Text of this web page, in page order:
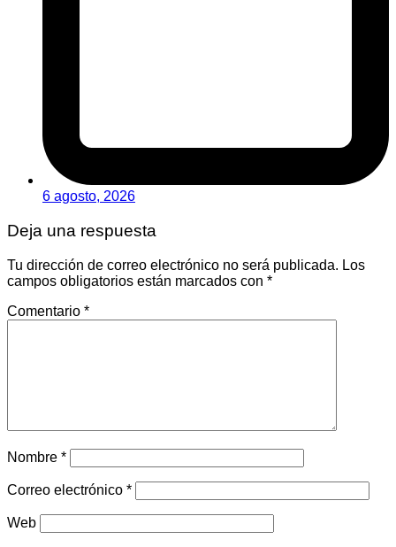
6 agosto, 2026
Deja una respuesta
Tu dirección de correo electrónico no será publicada. Los
campos obligatorios están marcados con *
Comentario *
Nombre *
Correo electrónico *
Web